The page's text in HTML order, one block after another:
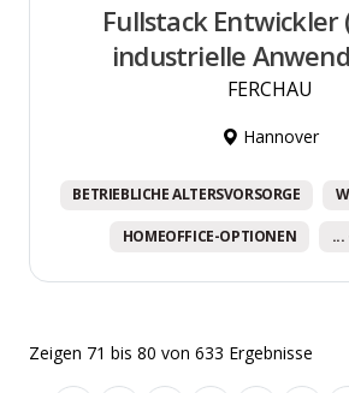
Fullstack Entwickler
industrielle
FERCHAU
Hannover
BETRIEBLICHE ALTERSVORSORGE
HOMEOFFICE-OPTIONEN ...
Zeigen 71 bis 80 von 633 Ergebnisse